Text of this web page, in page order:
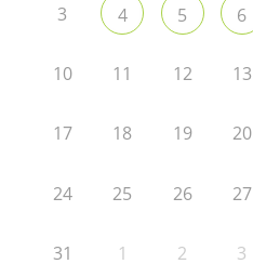
3 4 5 6
10 11 12 13
17 18 19 20
24 25 26 27
31 1 2 3